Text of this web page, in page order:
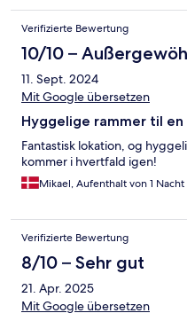
Verifizierte Bewertung
10/10 –
11. Sept. 2024
Mit Google übersetzen
Hyggelige rammer til
Fantastisk lokation, og
kommer i hvertfald igen!
Mikael, Aufenthalt von 1 Nacht
Verifizierte Bewertung
8/10 – Sehr gut
21. Apr. 2025
Mit Google übersetzen